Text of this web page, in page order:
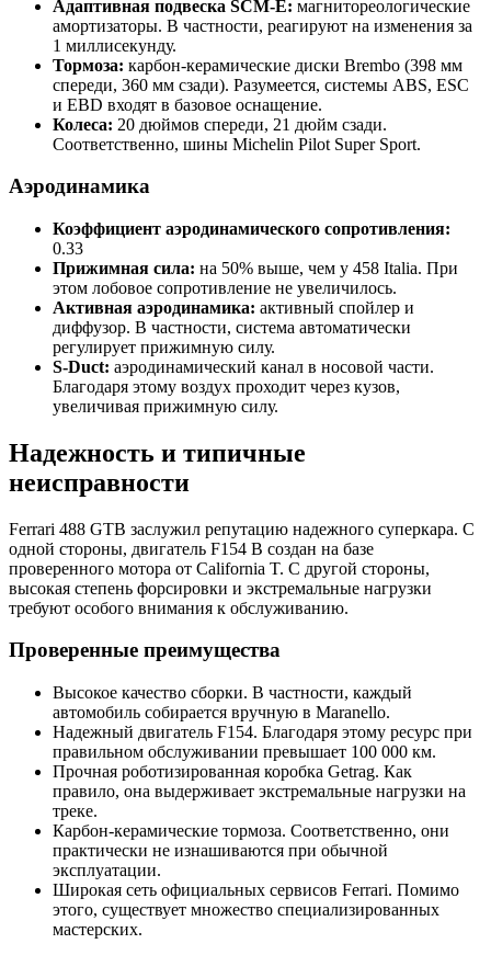
Адаптивная подвеска SCM-E: магнитореологические
амортизаторы. В частности, реагируют на изменения за
1 миллисекунду.
Тормоза: карбон-керамические диски Brembo (398 мм
спереди, 360 мм сзади). Разумеется, системы ABS, ESC
и EBD входят в базовое оснащение.
Колеса: 20 дюймов спереди, 21 дюйм сзади.
Соответственно, шины Michelin Pilot Super Sport.
Аэродинамика
Коэффициент аэродинамического сопротивления:
0.33
Прижимная сила: на 50% выше, чем у 458 Italia. При
этом лобовое сопротивление не увеличилось.
Активная аэродинамика: активный спойлер и
диффузор. В частности, система автоматически
регулирует прижимную силу.
S-Duct: аэродинамический канал в носовой части.
Благодаря этому воздух проходит через кузов,
увеличивая прижимную силу.
Надежность и типичные
неисправности
Ferrari 488 GTB заслужил репутацию надежного суперкара. С
одной стороны, двигатель F154 B создан на базе
проверенного мотора от California T. С другой стороны,
высокая степень форсировки и экстремальные нагрузки
требуют особого внимания к обслуживанию.
Проверенные преимущества
Высокое качество сборки. В частности, каждый
автомобиль собирается вручную в Maranello.
Надежный двигатель F154. Благодаря этому ресурс при
правильном обслуживании превышает 100 000 км.
Прочная роботизированная коробка Getrag. Как
правило, она выдерживает экстремальные нагрузки на
треке.
Карбон-керамические тормоза. Соответственно, они
практически не изнашиваются при обычной
эксплуатации.
Широкая сеть официальных сервисов Ferrari. Помимо
этого, существует множество специализированных
мастерских.